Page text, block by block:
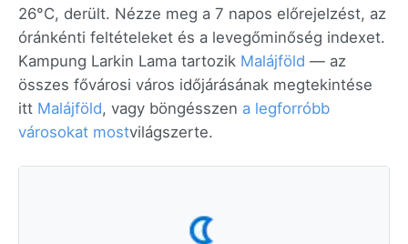
26°C, derült. Nézze meg a 7 napos előrejelzést, az
óránkénti feltételeket és a levegőminőség indexet.
Kampung Larkin Lama tartozik Malájföld — az
összes fővárosi város időjárásának megtekintése
itt Malájföld, vagy böngésszen a legforróbb
városokat mostvilágszerte.